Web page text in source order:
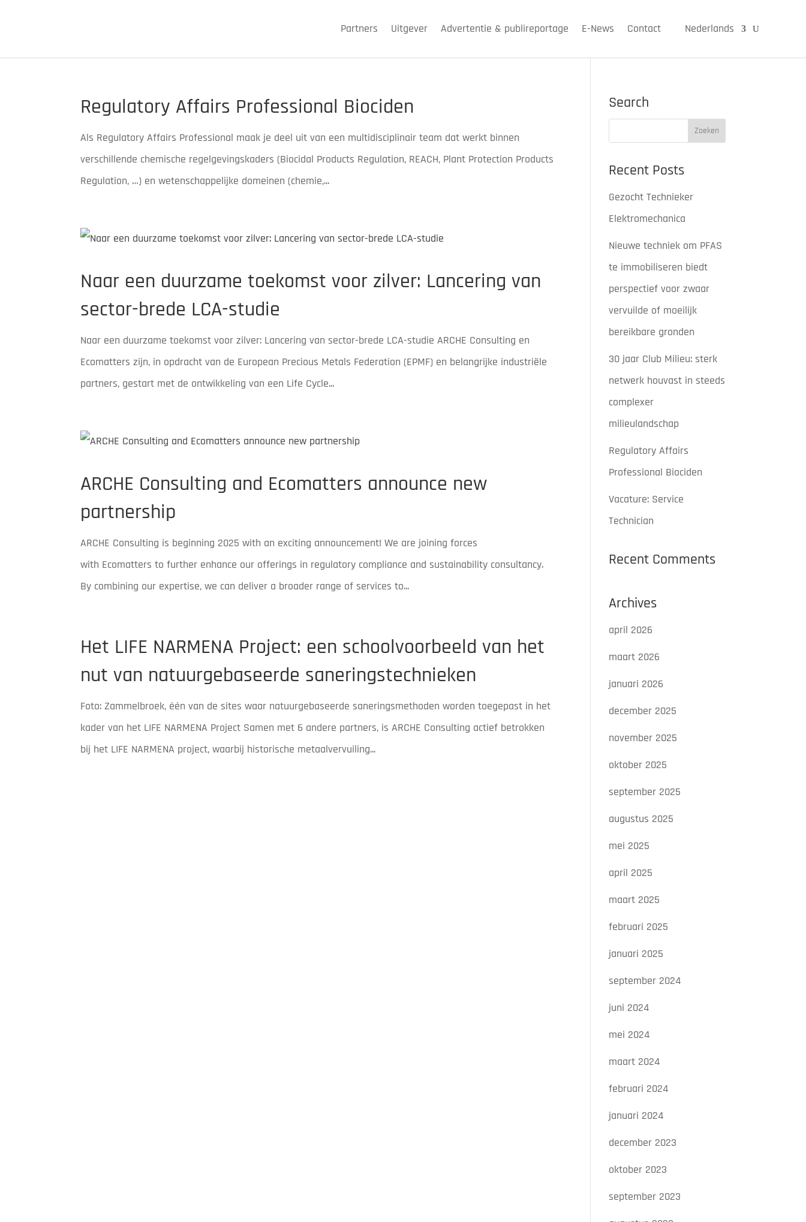
Partners Uitgever Advertentie & publireportage E-News Contact Nederlands
Regulatory Affairs Professional Biociden
Als Regulatory Affairs Professional maak je deel uit van een multidisciplinair team dat werkt binnen
verschillende chemische regelgevingskaders (Biocidal Products Regulation, REACH, Plant Protection Products
Regulation, …) en wetenschappelijke domeinen (chemie,...
Naar een duurzame toekomst voor zilver: Lancering van
sector-brede LCA-studie
Naar een duurzame toekomst voor zilver: Lancering van sector-brede LCA-studie ARCHE Consulting en
Ecomatters zijn, in opdracht van de European Precious Metals Federation (EPMF) en belangrijke industriële
partners, gestart met de ontwikkeling van een Life Cycle...
ARCHE Consulting and Ecomatters announce new
partnership
ARCHE Consulting is beginning 2025 with an exciting announcement! We are joining forces
with Ecomatters to further enhance our offerings in regulatory compliance and sustainability consultancy.
By combining our expertise, we can deliver a broader range of services to...
Het LIFE NARMENA Project: een schoolvoorbeeld van het
nut van natuurgebaseerde saneringstechnieken
Foto: Zammelbroek, één van de sites waar natuurgebaseerde saneringsmethoden worden toegepast in het
kader van het LIFE NARMENA Project Samen met 6 andere partners, is ARCHE Consulting actief betrokken
bij het LIFE NARMENA project, waarbij historische metaalvervuiling...
Search
Recent Posts
Gezocht Technieker
Elektromechanica
Nieuwe techniek om PFAS
te immobiliseren biedt
perspectief voor zwaar
vervuilde of moeilijk
bereikbare gronden
30 jaar Club Milieu: sterk
netwerk houvast in steeds
complexer
milieulandschap
Regulatory Affairs
Professional Biociden
Vacature: Service
Technician
Recent Comments
Archives
april 2026
maart 2026
januari 2026
december 2025
november 2025
oktober 2025
september 2025
augustus 2025
mei 2025
april 2025
maart 2025
februari 2025
januari 2025
september 2024
juni 2024
mei 2024
maart 2024
februari 2024
januari 2024
december 2023
oktober 2023
september 2023